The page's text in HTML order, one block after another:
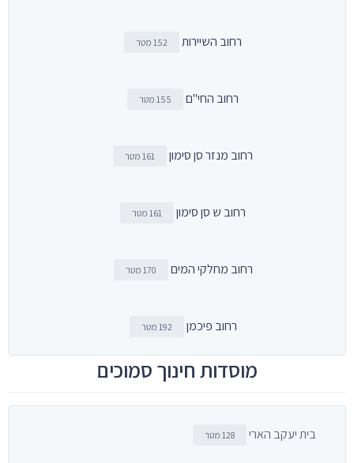
רחוב השיירות 152 מטר
רחוב החי"ם 155 מטר
רחוב מנזר סן סימון 161 מטר
רחוב ש סן סימון 161 מטר
רחוב מחלקי המים 170 מטר
רחוב פיכמן 192 מטר
מוסדות חינוך סמוכים
בית יעקב הארי 128 מטר